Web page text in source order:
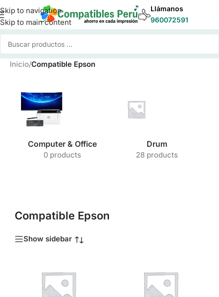
Skip to navigation
Skip to main content
Llámanos
960072591
Inicio/Compatible Epson
Computer & Office
0 products
Drum
28 products
Compatible Epson
Show sidebar